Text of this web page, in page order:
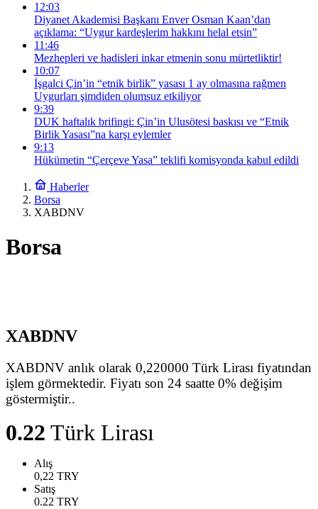
12:03
Diyanet Akademisi Başkanı Enver Osman Kaan’dan
açıklama: “Uygur kardeşlerim hakkını helal etsin”
11:46
Mezhepleri ve hadisleri inkar etmenin sonu mürtetliktir!
10:07
İşgalci Çin’in “etnik birlik” yasası 1 ay olmasına rağmen
Uygurları şimdiden olumsuz etkiliyor
9:39
DUK haftalık brifingi: Çin’in Ulusötesi baskısı ve “Etnik
Birlik Yasası”na karşı eylemler
9:13
Hükümetin “Çerçeve Yasa” teklifi komisyonda kabul edildi
Haberler
Borsa
XABDNV
Borsa
XABDNV
XABDNV anlık olarak 0,220000 Türk Lirası fiyatından
işlem görmektedir. Fiyatı son 24 saatte 0% değişim
göstermiştir..
0.22 Türk Lirası
Alış
0,22 TRY
Satış
0.22 TRY